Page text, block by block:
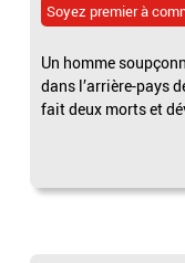
Soyez premier à
Un homme
dans l’arrière-pays
fait deux morts et